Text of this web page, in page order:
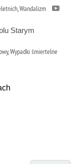
Wandalizm
Starym
Wypadki śmiertelne